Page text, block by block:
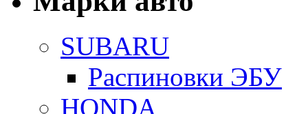
SUBARU
Распиновки ЭБУ
HONDA